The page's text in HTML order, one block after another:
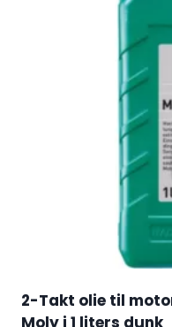
2-Takt olie til
Moly i 1 liters dunk